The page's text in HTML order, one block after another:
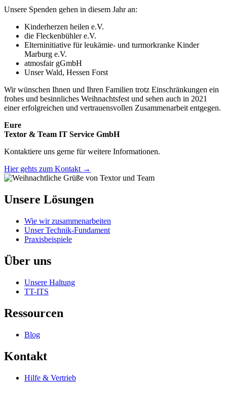
Unsere Spenden gehen in diesem Jahr an:
Kinderherzen heilen e.V.
die Fleckenbühler e.V.
Elterninitiative für leukämie- und turmorkranke Kinder
Marburg e.V.
atmosfair gGmbH
Unser Wald, Hessen Forst
Wir wünschen Ihnen und Ihren Familien trotz Einschränkungen ein
frohes und besinnliches Weihnachtsfest und sehen auch in 2021
einer erfolgreichen und vertrauensvollen Zusammenarbeit entgegen.
Eure
Textor & Team IT Service GmbH
Kontaktiere uns gerne für weitere Informationen.
Hier gehts zum Kontakt →
Unsere Lösungen
Wie wir zusammenarbeiten
Unser Technik-Fundament
Praxisbeispiele
Über uns
Unsere Haltung
TT-ITS
Ressourcen
Blog
Kontakt
Hilfe & Vertrieb